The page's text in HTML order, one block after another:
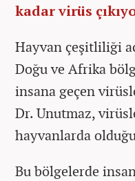
kadar virüs
Hayvan çeşitliliği
Doğu ve Afrika
insana geçen
Dr. Unutmaz,
hayvanlarda
Bu bölgelerde